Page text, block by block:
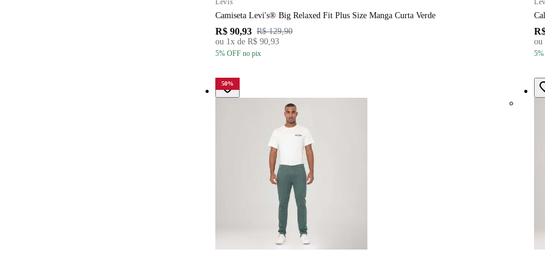
Levis
Camiseta Levi's® Big Relaxed Fit Plus Size Manga Curta Verde
R$ 90,93 R$ 129,90
ou 1x de R$ 90,93
5% OFF no pix
ou
5
50%